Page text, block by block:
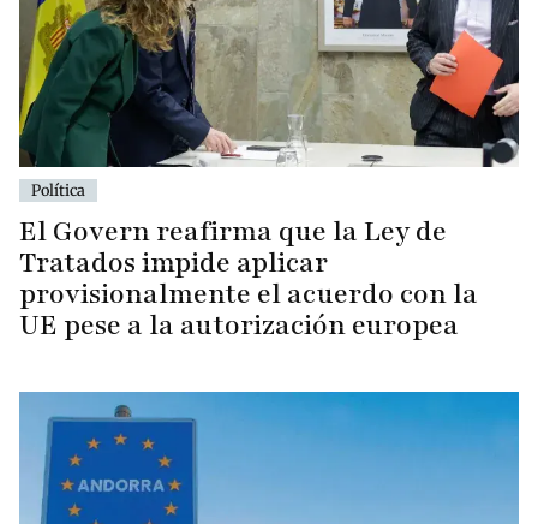
Política
El Govern reafirma que la Ley de
Tratados impide aplicar
provisionalmente el acuerdo con la
UE pese a la autorización europea